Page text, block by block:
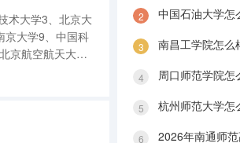
术大学3、北京大
京大学9、中国科
京航空航天大学
大学8、河南大
中国石油大学怎
南昌工学院怎么
周口师范学院怎
杭州师范大学怎